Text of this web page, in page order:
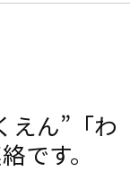
えん”「わ
です。